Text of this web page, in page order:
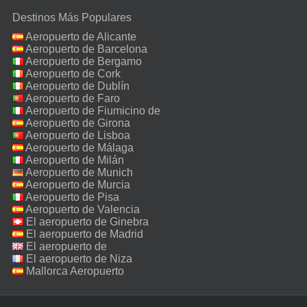
Destinos Más Populares
Aeropuerto de Alicante
Aeropuerto de Barcelona
Aeropuerto de Bergamo
Aeropuerto de Cork
Aeropuerto de Dublín
Aeropuerto de Faro
Aeropuerto de Fiumicino de
Roma
Aeropuerto de Girona
Aeropuerto de Lisboa
Aeropuerto de Málaga
Aeropuerto de Milán
Malpensa
Aeropuerto de Munich
Aeropuerto de Murcia
Aeropuerto de Pisa
Aeropuerto de Valencia
El aeropuerto de Ginebra
El aeropuerto de Madrid
El aeropuerto de
Manchester
El aeropuerto de Niza
Mallorca Aeropuerto